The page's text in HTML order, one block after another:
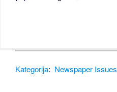
Kategorija: Newspaper Issues